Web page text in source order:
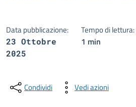
Data pubblicazione:
23 Ottobre
2025
Tempo di lettura:
1 min
Condividi Vedi azioni